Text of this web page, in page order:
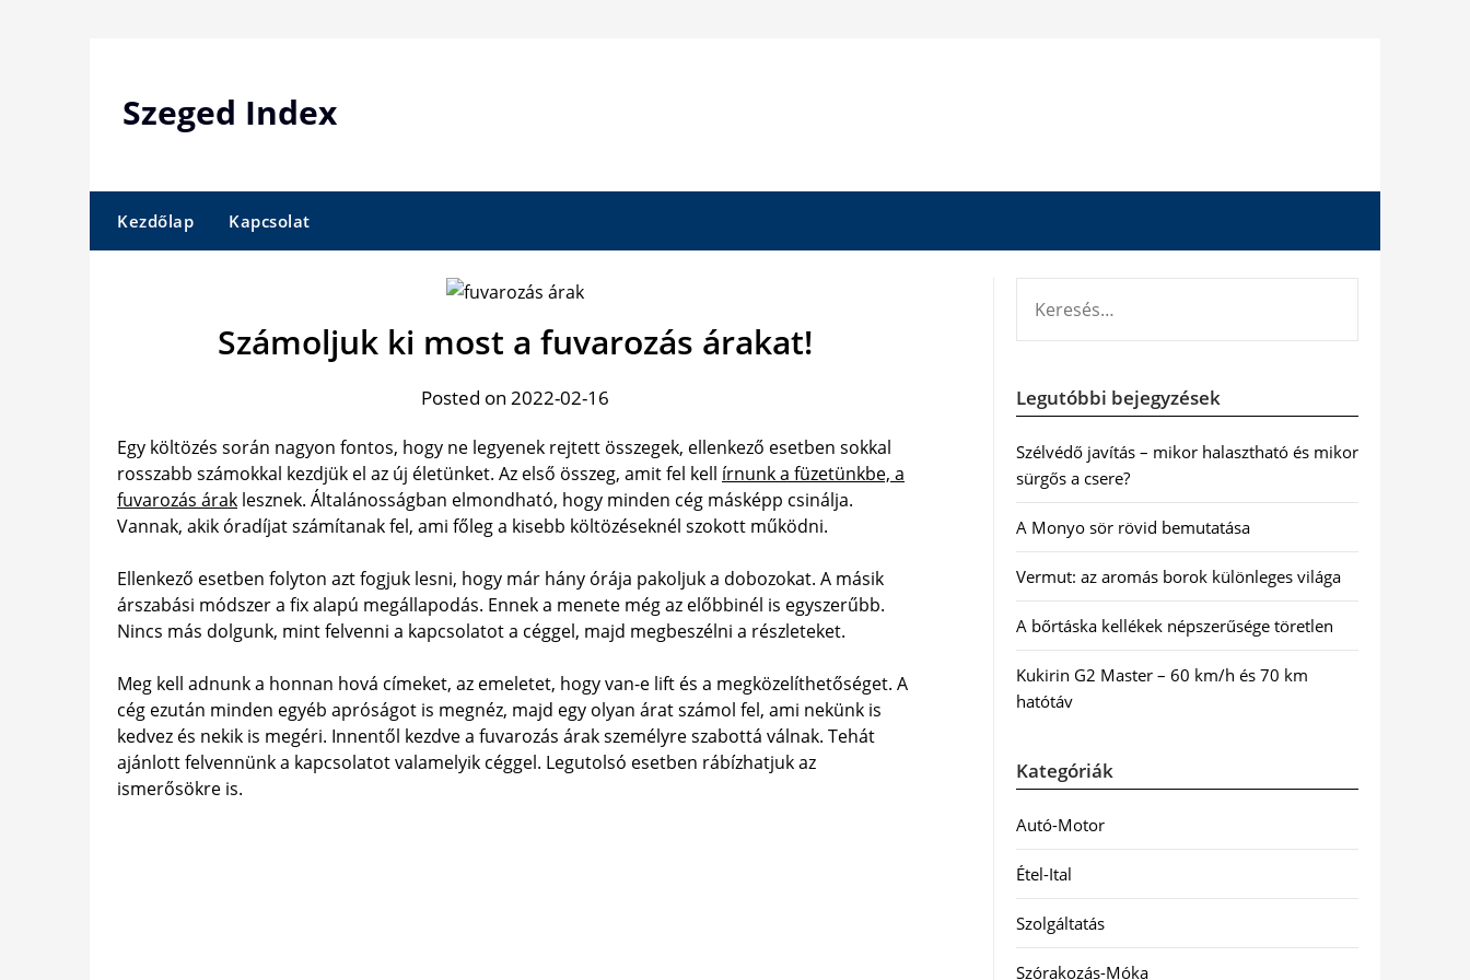
Szeged Index
Kezdőlap Kapcsolat
Számoljuk ki most a fuvarozás árakat!
Posted on 2022-02-16
Egy költözés során nagyon fontos, hogy ne legyenek rejtett összegek, ellenkező esetben sokkal
rosszabb számokkal kezdjük el az új életünket. Az első összeg, amit fel kell írnunk a füzetünkbe, a
fuvarozás árak lesznek. Általánosságban elmondható, hogy minden cég másképp csinálja.
Vannak, akik óradíjat számítanak fel, ami főleg a kisebb költözéseknél szokott működni.
Ellenkező esetben folyton azt fogjuk lesni, hogy már hány órája pakoljuk a dobozokat. A másik
árszabási módszer a fix alapú megállapodás. Ennek a menete még az előbbinél is egyszerűbb.
Nincs más dolgunk, mint felvenni a kapcsolatot a céggel, majd megbeszélni a részleteket.
Meg kell adnunk a honnan hová címeket, az emeletet, hogy van-e lift és a megközelíthetőséget. A
cég ezután minden egyéb apróságot is megnéz, majd egy olyan árat számol fel, ami nekünk is
kedvez és nekik is megéri. Innentől kezdve a fuvarozás árak személyre szabottá válnak. Tehát
ajánlott felvennünk a kapcsolatot valamelyik céggel. Legutolsó esetben rábízhatjuk az
ismerősökre is.
Legutóbbi bejegyzések
Szélvédő javítás – mikor halasztható és mikor
sürgős a csere?
A Monyo sör rövid bemutatása
Vermut: az aromás borok különleges világa
A bőrtáska kellékek népszerűsége töretlen
Kukirin G2 Master – 60 km/h és 70 km
hatótáv
Kategóriák
Autó-Motor
Étel-Ital
Szolgáltatás
Szórakozás-Móka